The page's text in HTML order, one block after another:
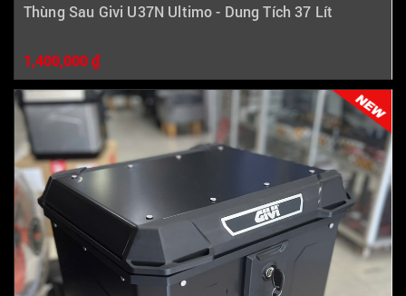
Thùng Sau Givi U37N Ultimo - Dung Tích 37 Lít
1,400,000 ₫